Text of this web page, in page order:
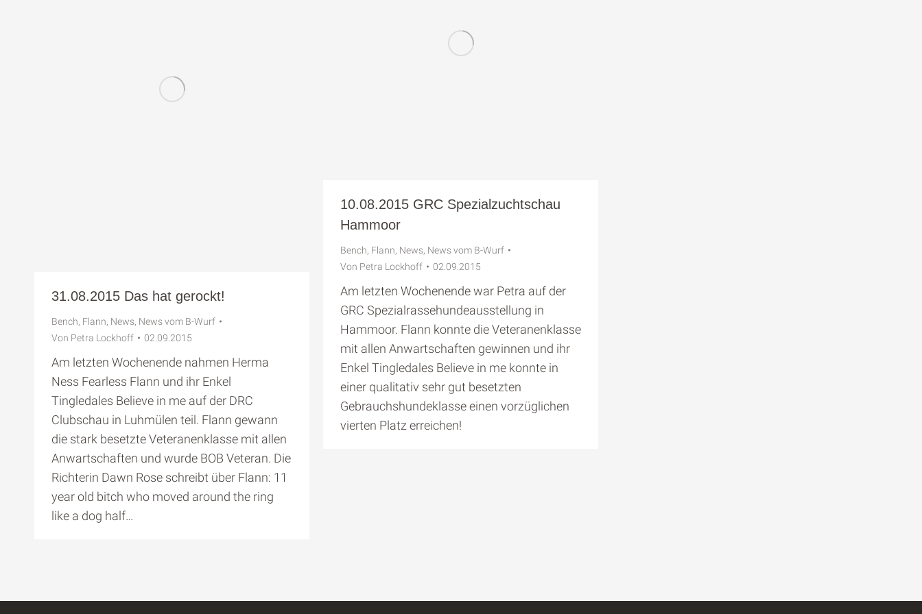
31.08.2015 Das hat gerockt!
Bench, Flann, News, News vom B-Wurf
Von Petra Lockhoff 02.09.2015
Am letzten Wochenende nahmen Herma
Ness Fearless Flann und ihr Enkel
Tingledales Believe in me auf der DRC
Clubschau in Luhmülen teil. Flann gewann
die stark besetzte Veteranenklasse mit allen
Anwartschaften und wurde BOB Veteran. Die
Richterin Dawn Rose schreibt über Flann: 11
year old bitch who moved around the ring
like a dog half…
10.08.2015 GRC Spezialzuchtschau
Hammoor
Bench, Flann, News, News vom B-Wurf
Von Petra Lockhoff 02.09.2015
Am letzten Wochenende war Petra auf der
GRC Spezialrassehundeausstellung in
Hammoor. Flann konnte die Veteranenklasse
mit allen Anwartschaften gewinnen und ihr
Enkel Tingledales Believe in me konnte in
einer qualitativ sehr gut besetzten
Gebrauchshundeklasse einen vorzüglichen
vierten Platz erreichen!